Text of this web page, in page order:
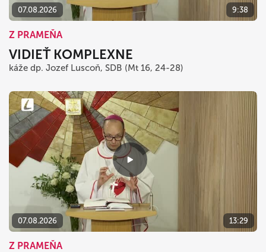
07.08.2026 9:38
Z PRAMEŇA
VIDIEŤ KOMPLEXNE
káže dp. Jozef Luscoň, SDB (Mt 16, 24-28)
07.08.2026 13:29
Z PRAMEŇA